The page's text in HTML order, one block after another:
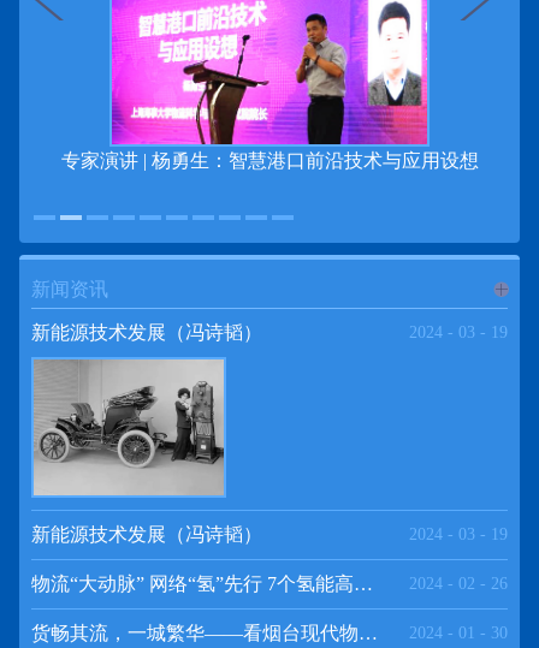
专家演讲 | 杨勇生：智慧港口前沿技术与应用设想
新闻资讯
新能源技术发展（冯诗韬） 2024 - 03 - 19
新能源技术发展（冯诗韬） 2024 - 03 - 19
物流“大动脉” 网络“氢”先行 7个氢能高速场景落地京津冀 2024 - 02 - 26
货畅其流，一城繁华——看烟台现代物流发展 2024 - 01 - 30
频道
>>